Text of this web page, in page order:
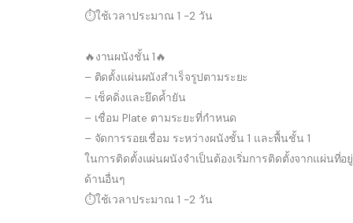
⏱ใช้เวลาประมาณ 1 -2 วัน
🔥งานผนังชั้น 1🔥
– ติดตั้งแผ่นผนังสำเร็จรูปตามระยะ
– เช็คดิ่งและยึดค้ำยัน
– เชื่อม Plate ตามระยะที่กำหนด
– จัดการรอยเชื่อม ระหว่างผนังชั้น 1 และพื้นชั้น 1
ในการติดตั้งแผ่นผนังจำเป็นต้องเริ่มการติดตั้งจากแผ่นที่
ด้านอื่นๆ
⏱ใช้เวลาประมาณ 1 -2 วัน